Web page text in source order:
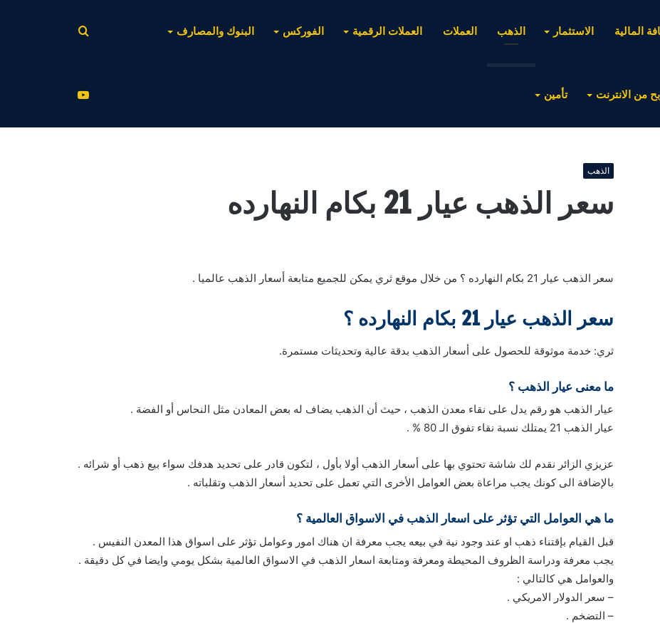
المالية الاستثمار الذهب العملات العملات الرقمية الفوركس البنوك والمصارف
من الانترنت تأمين عن
الذهب
سعر الذهب عيار 21 بكام النهارده
سعر الذهب عيار 21 بكام النهارده ؟ من خلال موقع ثري يمكن للجميع متابعة أسعار الذهب عالميا .
سعر الذهب عيار 21 بكام النهارده ؟
ثري: خدمة موثوقة للحصول على أسعار الذهب بدقة عالية وتحديثات مستمرة.
ما معنى عيار الذهب ؟
عيار الذهب هو رقم يدل على نقاء معدن الذهب ، حيث أن الذهب يضاف له بعض المعادن مثل النحاس أو الفضة .
عيار الذهب 21 يمتلك نسبة نقاء تفوق الـ 80 % .
عزيزي الزائر نقدم لك شاشة تحتوي بها على أسعار الذهب أولا بأول ، لتكون قادر على تحديد هدفك سواء بيع ذهب أو شرائه .
بالإضافة الى كونك يجب مراعاة بعض العوامل الأخرى التي تعمل على تحديد أسعار الذهب وتقلباته .
ما هي العوامل التي تؤثر على اسعار الذهب في الاسواق العالمية ؟
قبل القيام بإقتناء ذهب او عند وجود نية في بيعه يجب معرفة ان هناك امور وعوامل تؤثر على اسواق هذا المعدن النفيس .
يجب معرفة ودراسة الظروف المحيطة ومعرفة ومتابعة اسعار الذهب في الاسواق العالمية بشكل يومي وايضا في كل دقيقة .
والعوامل هي كالتالي :
– سعر الدولار الامريكي .
– التضخم .